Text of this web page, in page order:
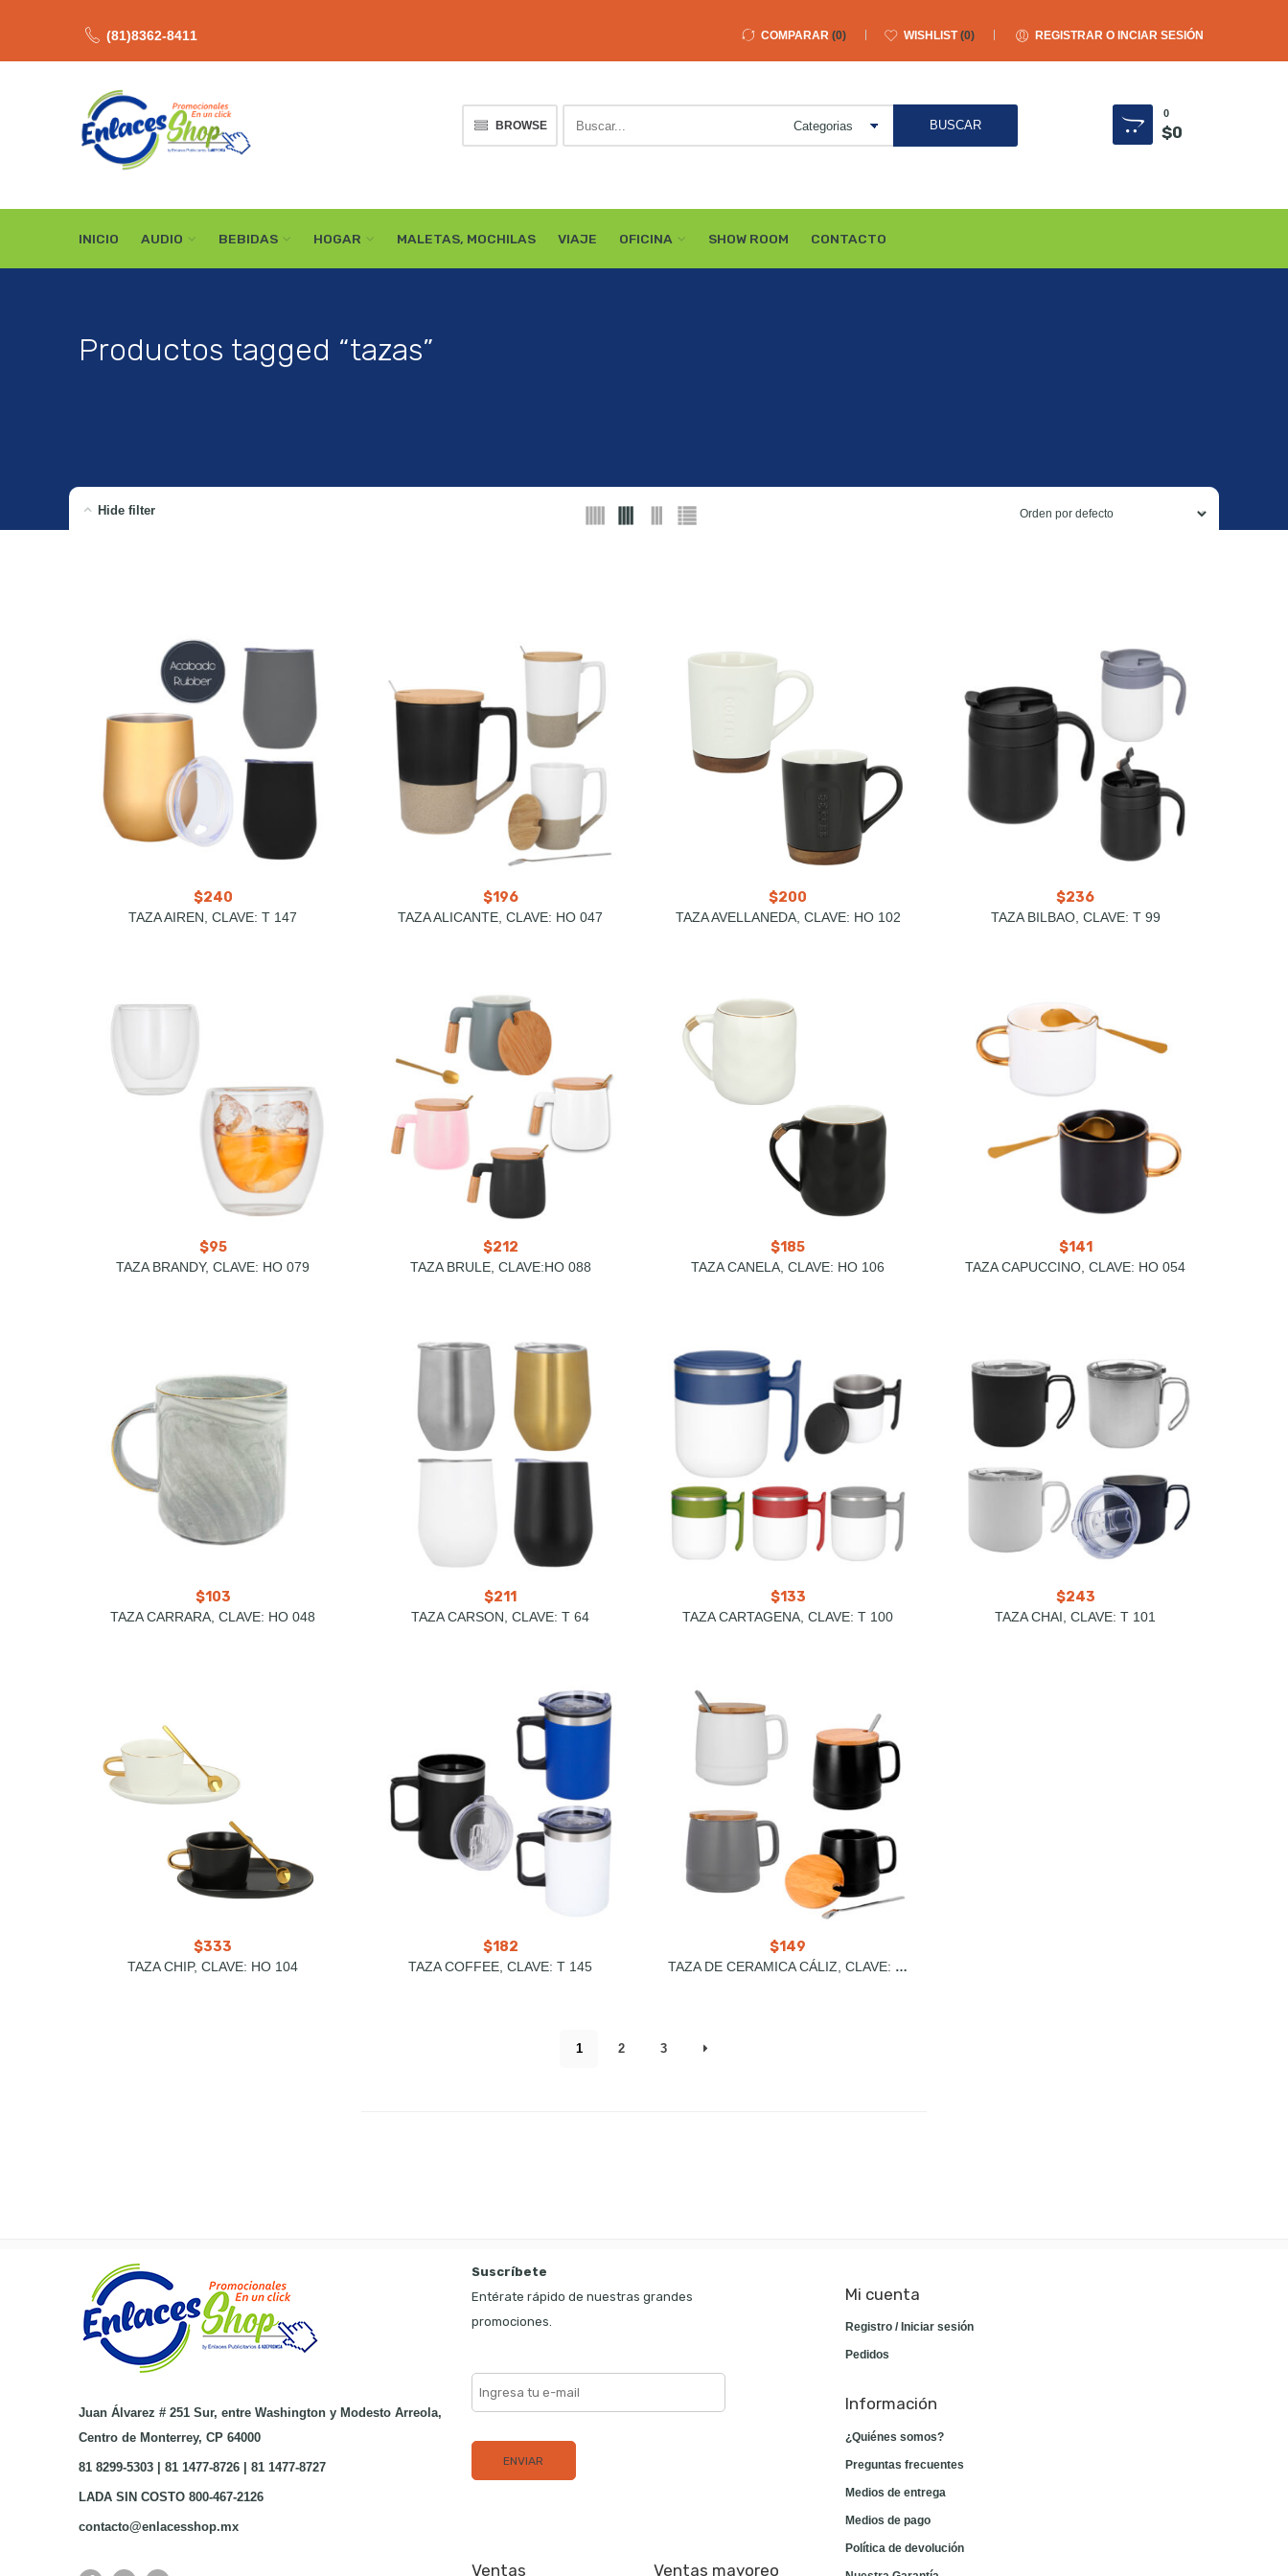
(81)8362-8411 COMPARAR 0 WISHLIST 0 REGISTRAR O INCIAR SESIÓN
BROWSE
here
0
$0
INICIO AUDIO BEBIDAS HOGAR MALETAS, MOCHILAS VIAJE OFICINA SHOW ROOM CONTACTO
Productos tagged “tazas”
Hide filter
$240
TAZA AIREN, CLAVE: T 147
$196
TAZA ALICANTE, CLAVE: HO 047
$200
TAZA AVELLANEDA, CLAVE: HO 102
$236
TAZA BILBAO, CLAVE: T 99
$95
TAZA BRANDY, CLAVE: HO 079
$212
TAZA BRULE, CLAVE:HO 088
$185
TAZA CANELA, CLAVE: HO 106
$141
TAZA CAPUCCINO, CLAVE: HO 054
$103
TAZA CARRARA, CLAVE: HO 048
$211
TAZA CARSON, CLAVE: T 64
$133
TAZA CARTAGENA, CLAVE: T 100
$243
TAZA CHAI, CLAVE: T 101
$333
TAZA CHIP, CLAVE: HO 104
$182
TAZA COFFEE, CLAVE: T 145
$149
TAZA DE CERAMICA CÁLIZ, CLAVE: HO 026
1 2 3
Juan Álvarez # 251 Sur, entre Washington y Modesto Arreola,
Centro de Monterrey, CP 64000
81 8299-5303 | 81 1477-8726 | 81 1477-8727
LADA SIN COSTO 800-467-2126
contacto@enlacesshop.mx
Suscríbete
Entérate rápido de nuestras grandes
promociones.
Ventas Ventas mayoreo
Mi cuenta
Registro / Iniciar sesión
Pedidos
Información
¿Quiénes somos?
Preguntas frecuentes
Medios de entrega
Medios de pago
Política de devolución